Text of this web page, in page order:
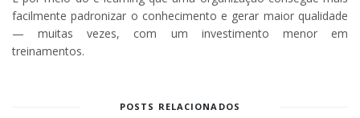
facilmente padronizar o conhecimento e gerar maior qualidade
— muitas vezes, com um investimento menor em
treinamentos.
POSTS RELACIONADOS